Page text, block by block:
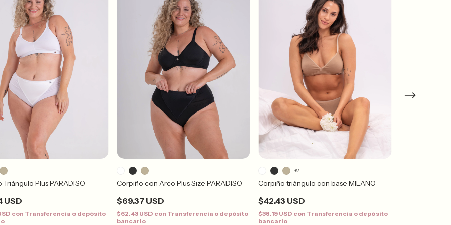
Plus PARADISO
USD
con Transferencia o depósito
Corpiño con Arco Plus Size PARADISO
$69.37 USD
$62.43 USD con Transferencia o depósito
bancario
Corpiño triángulo con base MILANO
$42.43 USD
$38.19 USD con Transferencia o depósito
bancario
+2